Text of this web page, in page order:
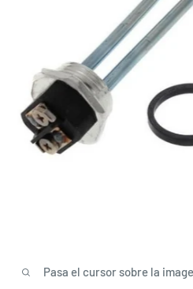
Pasa el cursor sobre la